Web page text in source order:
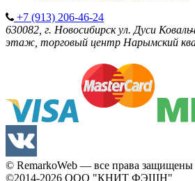
+7 (913) 206-46-24
630082, г. Новосибирск ул. Дуси
этаж, торговый центр Нарымский
© RemarkoWeb — все права защищены
©2014-2026 ООО "КНИТ ФЭШН"